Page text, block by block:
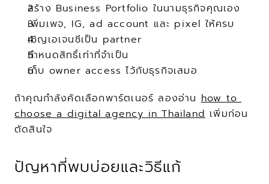
สร้าง Business Portfolio ในนามธุรกิจคุณเอง
เพิ่มเพจ, IG, ad account และ pixel ให้ครบ
เชิญเอเจนซีเป็น partner
กำหนดสิทธิ์เท่าที่จำเป็น
เก็บ owner access ไว้กับธุรกิจเสมอ
ถ้าคุณกำลังคัดเลือกพาร์ตเนอร์ ลองอ่าน how to
choose a digital agency in Thailand เพิ่มก่อน
ตัดสินใจ
ปัญหาที่พบบ่อยและวิธีแก้